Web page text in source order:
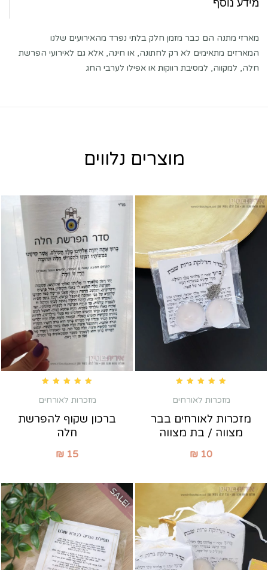
מארזי מתנה הם כבר מזמן חלק בלתי נפרד מהאירועים שלנו
המארזים מתאימים לא רק לחתונה, או חינה, אלא גם לאירועי הפרשת
חלה, למקווה, למסיבת רווקות או אפילו לערבי החג
מוצרים נלווים
מזכרות לאורחים
מזכרות לאורחים בבר
מצווה / בת מצווה
₪ 10
מזכרות לאורחים
ברכון שקוף להפרשת
חלה
₪ 15
SALE!